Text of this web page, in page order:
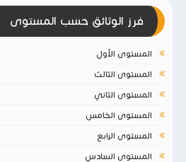
فرز الوثائق حسب المستوى
المستوى الأول
المستوى الثالث
المستوى الثاني
المستوى الخامس
المستوى الرابع
المستوى السادس